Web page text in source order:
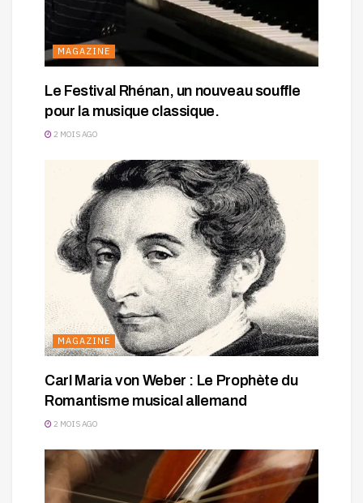
MAGAZINE
Le Festival Rhénan, un nouveau souffle
pour la musique classique.
2 MOIS AGO
MAGAZINE
Carl Maria von Weber : Le Prophète du
Romantisme musical allemand
2 MOIS AGO